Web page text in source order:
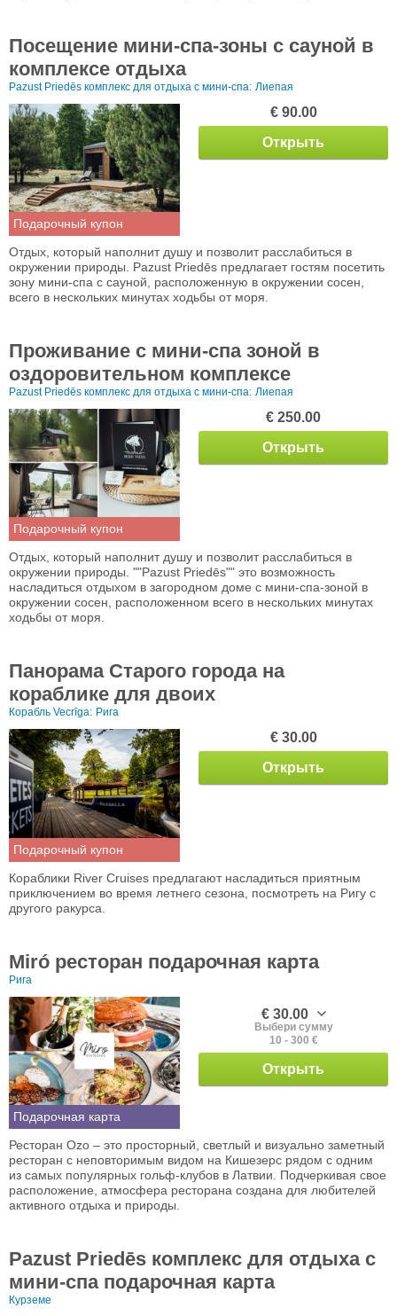
Посещение мини-спа-зоны с сауной в
комплексе отдыха
Pazust Priedēs комплекс для отдыха с мини-спа: Лиепая
Подарочный купон
€ 90.00
Открыть
Отдых, который наполнит душу и позволит расслабиться в
окружении природы. Pazust Priedēs предлагает гостям посетить
зону мини-спа с сауной, расположенную в окружении сосен,
всего в нескольких минутах ходьбы от моря.
Проживание с мини-спа зоной в
оздоровительном комплексе
Pazust Priedēs комплекс для отдыха с мини-спа: Лиепая
Подарочный купон
€ 250.00
Открыть
Отдых, который наполнит душу и позволит расслабиться в
окружении природы. ""Pazust Priedēs"" это возможность
насладиться отдыхом в загородном доме с мини-спа-зоной в
окружении сосен, расположенном всего в нескольких минутах
ходьбы от моря.
Панорама Старого города на
кораблике для двоих
Корабль Vecrīga: Рига
Подарочный купон
€ 30.00
Открыть
Кораблики River Cruises предлагают насладиться приятным
приключением во время летнего сезона, посмотреть на Ригу с
другого ракурса.
Miró ресторан подарочная карта
Рига
Подарочная карта
€ 30.00
Выбери сумму
10 - 300 €
Открыть
Ресторан Ozo – это просторный, светлый и визуально заметный
ресторан с неповторимым видом на Кишезерс рядом с одним
из самых популярных гольф-клубов в Латвии. Подчеркивая свое
расположение, атмосфера ресторана создана для любителей
активного отдыха и природы.
Pazust Priedēs комплекс для отдыха с
мини-спа подарочная карта
Курземе